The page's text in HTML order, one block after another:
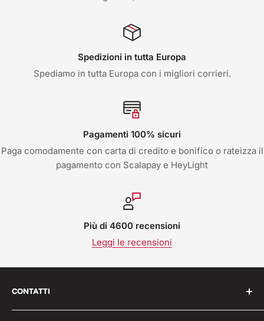
Spedizioni in tutta Europa
Spediamo in tutta Europa con i migliori corrieri.
Pagamenti 100% sicuri
Paga comodamente con carta di credito e bonifico o rateizza il
pagamento con Scalapay e HeyLight
Più di 4600 recensioni
Leggi le recensioni
CONTATTI
Work Shop s.r.l. via varese 160 - 22076 Mozzate (CO)